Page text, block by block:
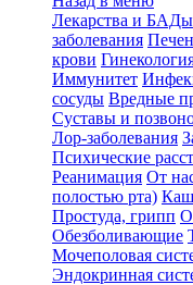
Лекарства и БАДы
заболевания
крови
Иммунитет
сосуды Вредные
Суставы и
Лор-заболевания
Психические
Реанимация От
полостью рта)
Простуда, грипп
Обезболивающие
Мочеполовая
Эндокринная